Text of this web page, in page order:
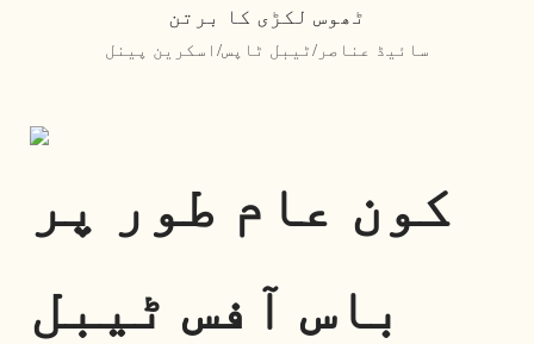
ٹھوس لکڑی کا برتن
سائیڈ عناصر/ٹیبل ٹاپس/اسکرین پینل
کون عام طور پر
باس آفس ٹیبل